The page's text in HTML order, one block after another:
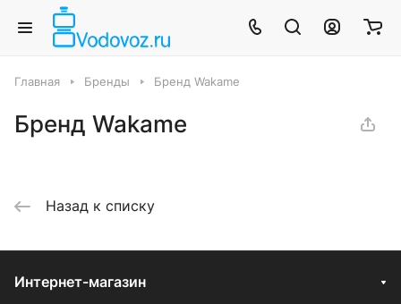
Главная Бренды Бренд Wakame
Бренд Wakame
Назад к списку
Интернет-магазин